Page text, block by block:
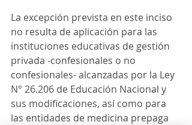
La excepción prevista en este inciso
no resulta de aplicación para las
instituciones educativas de gestión
privada -confesionales o no
confesionales- alcanzadas por la Ley
N° 26.206 de Educación Nacional y
sus modificaciones, así como para
las entidades de medicina prepaga